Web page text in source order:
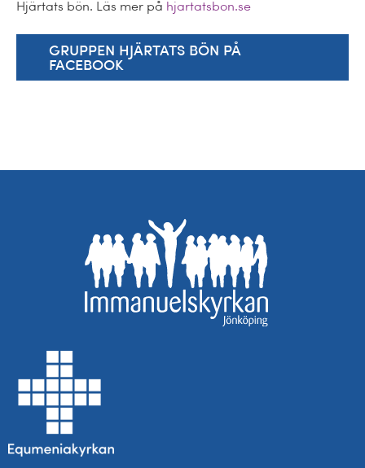
Hjärtats bön. Läs mer på hjartatsbon.se
GRUPPEN HJÄRTATS BÖN PÅ
FACEBOOK